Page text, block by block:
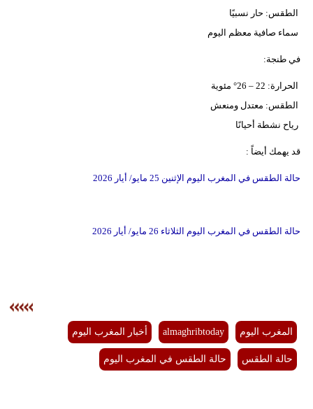
الطقس: حار نسبيًا
سماء صافية معظم اليوم
في طنجة:
الحرارة: 22 – 26° مئوية
الطقس: معتدل ومنعش
رياح نشطة أحيانًا
قد يهمك أيضاً :
حالة الطقس في المغرب اليوم الإثنين 25 مايو/ أيار 2026
حالة الطقس في المغرب اليوم الثلاثاء 26 مايو/ أيار 2026
المغرب اليوم almaghribtoday أخبار المغرب اليوم
حالة الطقس حالة الطقس في المغرب اليوم